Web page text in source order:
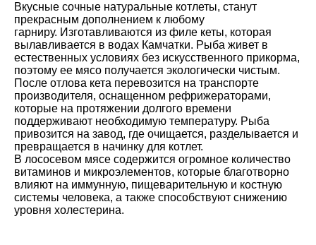
Вкусные сочные натуральные котлеты, станут
прекрасным дополнением к любому
гарниру. Изготавливаются из филе кеты, которая
вылавливается в водах Камчатки. Рыба живет в
естественных условиях без искусственного прикорма,
поэтому ее мясо получается экологически чистым.
После отлова кета перевозится на транспорте
производителя, оснащенном рефрижераторами,
которые на протяжении долгого времени
поддерживают необходимую температуру. Рыба
привозится на завод, где очищается, разделывается и
превращается в начинку для котлет.
В лососевом мясе содержится огромное количество
витаминов и микроэлементов, которые благотворно
влияют на иммунную, пищеварительную и костную
системы человека, а также способствуют снижению
уровня холестерина.